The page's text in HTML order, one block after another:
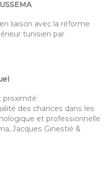
liaison avec la réforme
tunisien par
proximité
des chances dans les
et professionnelle
Jacques Ginestié &